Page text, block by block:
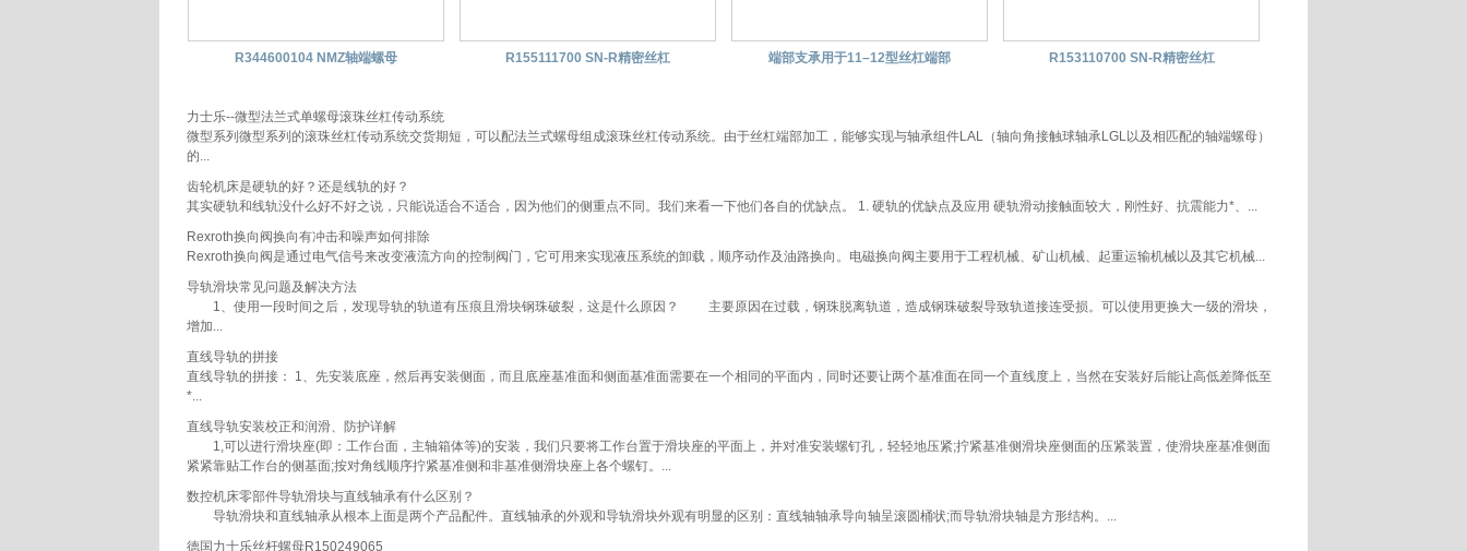
R344600104 NMZ轴端螺母 R155111700 SN-R精密丝杠 端部支承用于11–12型丝杠端部 R153110700 SN-R精密丝杠
力士乐--微型法兰式单螺母滚珠丝杠传动系统
微型系列微型系列的滚珠丝杠传动系统交货期短，可以配法兰式螺母组成滚珠丝杠传动系统。由于丝杠端部加工，能够实现与轴承组件LAL（轴向角接触球轴承LGL以及相匹配的轴端螺母）
的...
齿轮机床是硬轨的好？还是线轨的好？
其实硬轨和线轨没什么好不好之说，只能说适合不适合，因为他们的侧重点不同。我们来看一下他们各自的优缺点。 1. 硬轨的优缺点及应用 硬轨滑动接触面较大，刚性好、抗震能力*、...
Rexroth换向阀换向有冲击和噪声如何排除
Rexroth换向阀是通过电气信号来改变液流方向的控制阀门，它可用来实现液压系统的卸载，顺序动作及油路换向。电磁换向阀主要用于工程机械、矿山机械、起重运输机械以及其它机械...
导轨滑块常见问题及解决方法
1、使用一段时间之后，发现导轨的轨道有压痕且滑块钢珠破裂，这是什么原因？ 主要原因在过载，钢珠脱离轨道，造成钢珠破裂导致轨道接连受损。可以使用更换大一级的滑块，
增加...
直线导轨的拼接
直线导轨的拼接： 1、先安装底座，然后再安装侧面，而且底座基准面和侧面基准面需要在一个相同的平面内，同时还要让两个基准面在同一个直线度上，当然在安装好后能让高低差降低至
*...
直线导轨安装校正和润滑、防护详解
1,可以进行滑块座(即：工作台面，主轴箱体等)的安装，我们只要将工作台置于滑块座的平面上，并对准安装螺钉孔，轻轻地压紧;拧紧基准侧滑块座侧面的压紧装置，使滑块座基准侧面
紧紧靠贴工作台的侧基面;按对角线顺序拧紧基准侧和非基准侧滑块座上各个螺钉。...
数控机床零部件导轨滑块与直线轴承有什么区别？
导轨滑块和直线轴承从根本上面是两个产品配件。直线轴承的外观和导轨滑块外观有明显的区别：直线轴轴承导向轴呈滚圆桶状;而导轨滑块轴是方形结构。...
德国力士乐丝杆螺母R150249065